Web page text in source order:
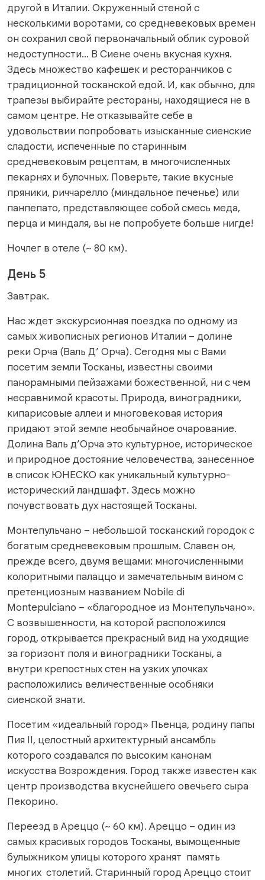
другой в Италии. Окруженный стеной с
несколькими воротами, со средневековых времен
он сохранил свой первоначальный облик суровой
недоступности… В Сиене очень вкусная кухня.
Здесь множество кафешек и ресторанчиков с
традиционной тосканской едой. И, как обычно, для
трапезы выбирайте рестораны, находящиеся не в
самом центре. Не отказывайте себе в
удовольствии попробовать изысканные сиенские
сладости, испеченные по старинным
средневековым рецептам, в многочисленных
пекарнях и булочных. Поверьте, такие вкусные
пряники, риччарелло (миндальное печенье) или
панпепато, представляющее собой смесь меда,
перца и миндаля, вы не попробуете больше нигде!
Ночлег в отеле (~ 80 км).
День 5
Завтрак.
Нас ждет экскурсионная поездка по одному из
самых живописных регионов Италии – долине
реки Орча (Валь Д’ Орча). Сегодня мы с Вами
посетим земли Тосканы, известны своими
панорамными пейзажами божественной, ни с чем
несравнимой красоты. Природа, виноградники,
кипарисовые аллеи и многовековая история
придают этой земле необычайное очарование.
Долина Валь д’Орча это культурное, историческое
и природное достояние человечества, занесенное
в список ЮНЕСКО как уникальный культурно-
исторический ландшафт. Здесь можно
почувствовать дух настоящей Тосканы.
Монтепульчано – небольшой тосканский городок с
богатым средневековым прошлым. Славен он,
прежде всего, двумя вещами: многочисленными
колоритными палаццо и замечательным вином с
претенциозным названием Nobile di
Montepulciano – «благородное из Монтепульчано».
С возвышенности, на которой расположился
город, открывается прекрасный вид на уходящие
за горизонт поля и виноградники Тосканы, а
внутри крепостных стен на узких улочках
расположились величественные особняки
сиенской знати.
Посетим «идеальный город» Пьенца, родину папы
Пия II, целостный архитектурный ансамбль
которого создавался по высоким канонам
искусства Возрождения. Город также известен как
центр производства вкуснейшего овечьего сыра
Пекорино.
Переезд в Ареццо (~ 60 км). Ареццо – один из
самых красивых городов Тосканы, вымощенные
булыжником улицы которого хранят память
многих столетий. Старинный город Ареццо стоит